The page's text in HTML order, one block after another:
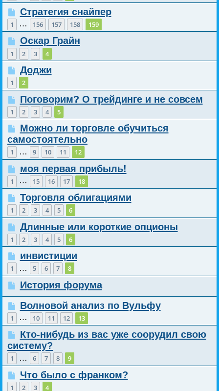
Стратегия снайпер
1 … 156 157 158 159
Оскар Грайн
1 2 3 4
Доджи
1 2
Поговорим? О трейдинге и не совсем
1 2 3 4 5
Можно ли торговле обучиться
самостоятельно
1 … 9 10 11 12
моя первая прибыль!
1 … 15 16 17 18
Торговля облигациями
1 2 3 4 5 6
Длинные или короткие опционы
1 2 3 4 5 6
инвистиции
1 … 5 6 7 8
История форума
Волновой анализ по Вульфу
1 … 10 11 12 13
Кто-нибудь из вас уже соорудил свою
систему?
1 … 6 7 8 9
Что было с франком?
1 2 3 4